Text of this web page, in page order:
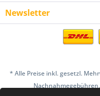
Newsletter
* Alle Preise inkl. gesetzl.